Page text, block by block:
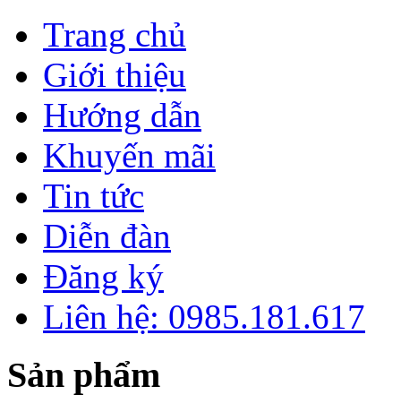
Trang chủ
Giới thiệu
Hướng dẫn
Khuyến mãi
Tin tức
Diễn đàn
Đăng ký
Liên hệ: 0985.181.617
Sản phẩm